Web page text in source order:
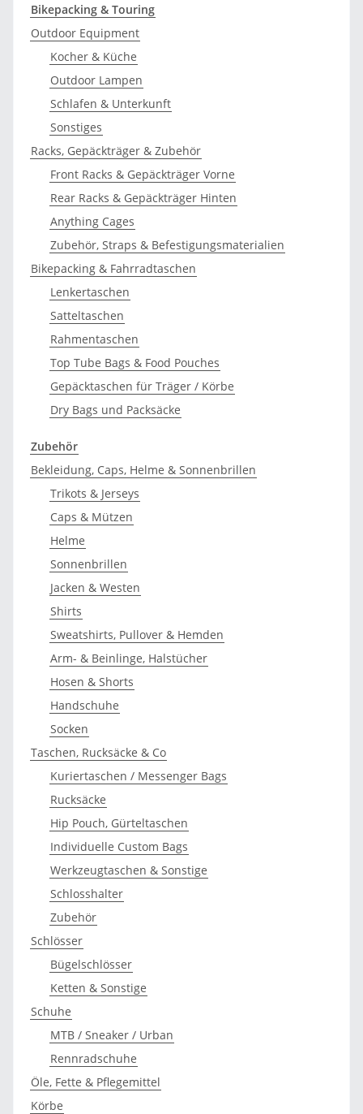
Bikepacking & Touring
Outdoor Equipment
Kocher & Küche
Outdoor Lampen
Schlafen & Unterkunft
Sonstiges
Racks, Gepäckträger & Zubehör
Front Racks & Gepäckträger Vorne
Rear Racks & Gepäckträger Hinten
Anything Cages
Zubehör, Straps & Befestigungsmaterialien
Bikepacking & Fahrradtaschen
Lenkertaschen
Satteltaschen
Rahmentaschen
Top Tube Bags & Food Pouches
Gepäcktaschen für Träger / Körbe
Dry Bags und Packsäcke
Zubehör
Bekleidung, Caps, Helme & Sonnenbrillen
Trikots & Jerseys
Caps & Mützen
Helme
Sonnenbrillen
Jacken & Westen
Shirts
Sweatshirts, Pullover & Hemden
Arm- & Beinlinge, Halstücher
Hosen & Shorts
Handschuhe
Socken
Taschen, Rucksäcke & Co
Kuriertaschen / Messenger Bags
Rucksäcke
Hip Pouch, Gürteltaschen
Individuelle Custom Bags
Werkzeugtaschen & Sonstige
Schlosshalter
Zubehör
Schlösser
Bügelschlösser
Ketten & Sonstige
Schuhe
MTB / Sneaker / Urban
Rennradschuhe
Öle, Fette & Pflegemittel
Körbe